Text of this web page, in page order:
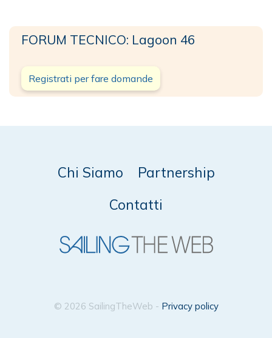
FORUM TECNICO: Lagoon 46
Registrati per fare domande
Chi Siamo
Partnership
Contatti
© 2026 SailingTheWeb - Privacy policy